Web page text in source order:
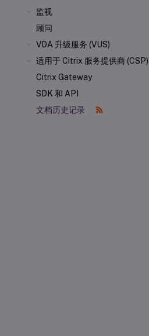
监视
顾问
VDA 升级服务 (VUS)
适用于 Citrix 服务提供商 (CSP)
Citrix Gateway
SDK 和 API
文档历史记录